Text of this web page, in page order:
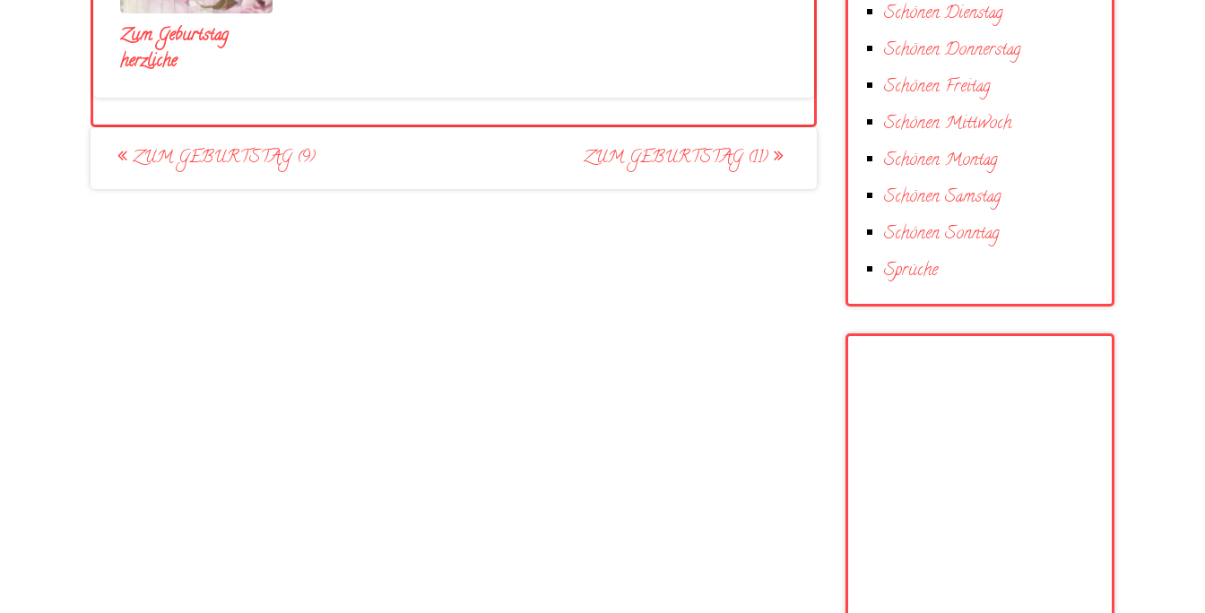
Zum Geburtstag
herzliche
Post
navigation
ZUM GEBURTSTAG (9) ZUM GEBURTSTAG (11)
Schönen Dienstag
Schönen Donnerstag
Schönen Freitag
Schönen Mittwoch
Schönen Montag
Schönen Samstag
Schönen Sonntag
Sprüche